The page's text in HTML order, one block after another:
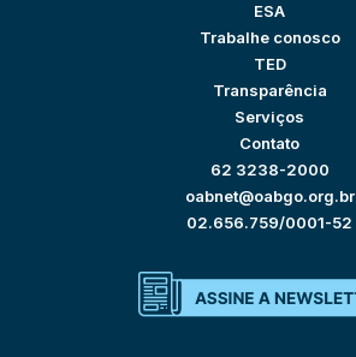
ESA
Trabalhe conosco
TED
Transparência
Serviços
Contato
62 3238-2000
oabnet@oabgo.org.br
02.656.759/0001-52